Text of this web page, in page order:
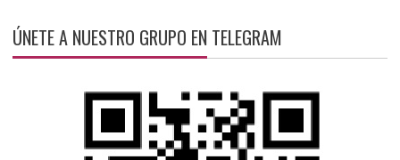
ÚNETE A NUESTRO GRUPO EN TELEGRAM